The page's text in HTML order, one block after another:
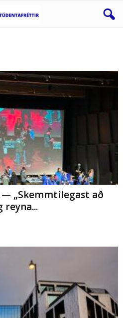
— „Skemmtilegast að
reyna...